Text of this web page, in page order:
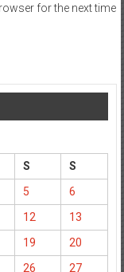
for the next time
S
S
5
6
12
13
19
20
26 27